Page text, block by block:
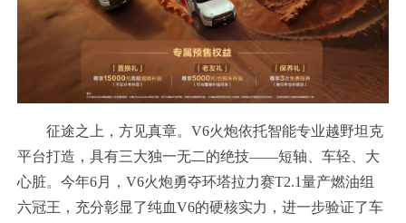
征途之上，方见真章。V6火炮依托智能专业越野坦克
平台打造，具有三大独一无二的绝技——短轴、车轻、大
心脏。今年6月，V6火炮勇夺环塔拉力赛T2.1量产燃油组
六冠王，充分彰显了纯血V6的硬核实力，进一步验证了车